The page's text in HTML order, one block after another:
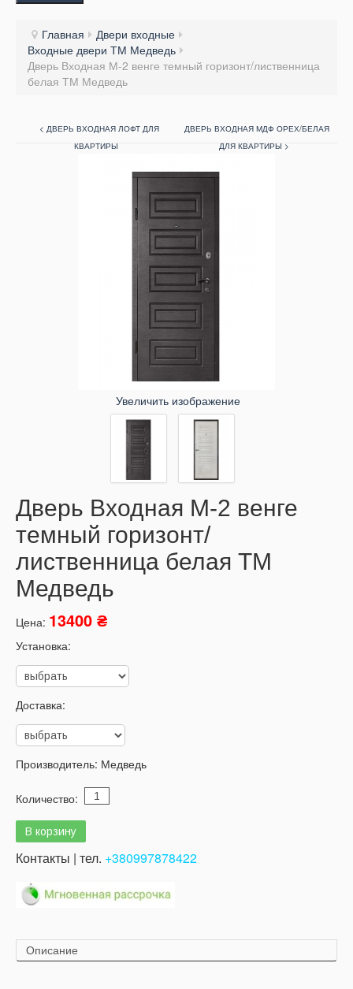
Главная
Двери входные
Входные двери ТМ Медведь
Дверь Входная М-2 венге темный горизонт/лиственница
белая ТМ Медведь
< ДВЕРЬ ВХОДНАЯ ЛОФТ ДЛЯ
КВАРТИРЫ
ДВЕРЬ ВХОДНАЯ МДФ ОРЕХ/БЕЛАЯ
ДЛЯ КВАРТИРЫ >
Увеличить изображение
Дверь Входная М-2 венге
темный горизонт/
лиственница белая ТМ
Медведь
Цена: 13400 ₴
Установка:
Доставка:
Производитель: Медведь
Количество:
Контакты | тел. +380997878422
Описание